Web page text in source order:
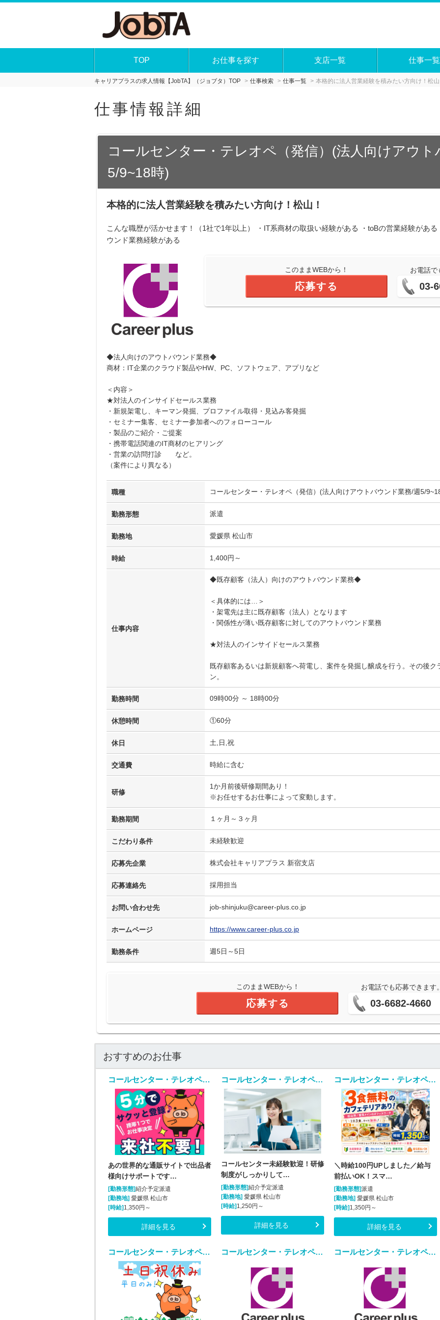
TOP お仕事を探す 支店一覧 仕事一覧
キャリアプラスの求人情報【JobTA】（ジョブタ）TOP 仕事検索 仕事一覧 本格的に法人営業経験を積みたい方向け！松
仕事情報詳細
コールセンター・テレオペ（発信）(法人向けアウ
5/9~18時)
本格的に法人営業経験を積みたい方向け！松山！
こんな職歴が活かせます！（1社で1年以上） ・IT系商材の取扱い経験がある ・toBの営業経験があ
ウンド業務経験がある
このままWEBから！
応募する
お電話で
03-
◆法人向けのアウトバウンド業務◆
商材：IT企業のクラウド製品やHW、PC、ソフトウェア、アプリなど
＜内容＞
★対法人のインサイドセールス業務
・新規架電し、キーマン発掘、プロファイル取得・見込み客発掘
・セミナー集客、セミナー参加者へのフォローコール
・製品のご紹介・ご提案
・携帯電話関連のIT商材のヒアリング
・営業の訪問打診 など。
（案件により異なる）
職種 コールセンター・テレオペ（発信）(法人向けアウトバウンド業務/週5/
勤務形態 派遣
勤務地 愛媛県 松山市
時給 1,400円～
仕事内容
◆既存顧客（法人）向けのアウトバウンド業務◆
＜具体的には…＞
・架電先は主に既存顧客（法人）となります
・関係性が薄い既存顧客に対してのアウトバウンド業務
★対法人のインサイドセールス業務
既存顧客あるいは新規顧客へ荷電し、案件を発掘し醸成を行う。その後
ン。
勤務時間 09時00分 ～ 18時00分
休憩時間 ①60分
休日 土,日,祝
交通費 時給に含む
研修
1か月前後研修期間あり！
※お任せするお仕事によって変動します。
勤務期間 １ヶ月～３ヶ月
こだわり条件 未経験歓迎
応募先企業 株式会社キャリアプラス 新宿支店
応募連絡先 採用担当
お問い合わせ先 job-shinjuku@career-plus.co.jp
ホームページ https://www.career-plus.co.jp
勤務条件 週5日～5日
このままWEBから！
応募する
お電話でも応募できます
03-6682-4660
おすすめのお仕事
コールセンター・テレオペ（受信）(通販の出品者サポート（メール・チャット・電話）)
あの世界的な通販サイトで出品者
様向けサポートです…
[勤務形態]紹介予定派遣
[勤務地] 愛媛県 松山市
[時給] 1,350円～
詳細を見る
コールセンター・テレオペ（受信）(携帯店舗スタッフからの電話遠隔サポート)
コールセンター未経験歓迎！研修
制度がしっかりして…
[勤務形態]紹介予定派遣
[勤務地] 愛媛県 松山市
[時給] 1,250円～
詳細を見る
コールセンター・テレオペ（受信）(スマホショップスタッフの電話サポート)
＼時給100円UPしました／給与
前払いOK！スマ…
[勤務形態]派遣
[勤務地] 愛媛県 松山市
[時給] 1,350円～
詳細を見る
コールセンター・テレオペ（発信）(法人向けアウトバウンド業務/週5/9~18時) コールセンター・テレオペ（発信）(人材紹介*リースオペレーター業務*安定収入*大崎勤務) コールセンター・テレオペ（発信）